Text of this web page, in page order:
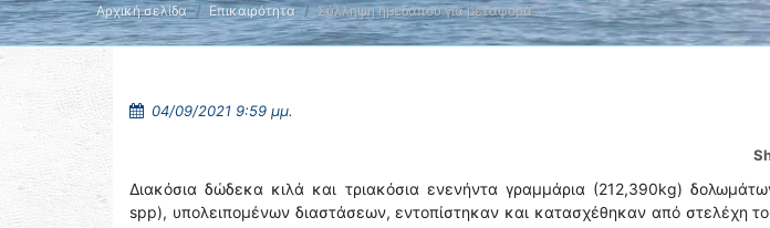
Αρχική σελίδα Επικαιρότητα Σύλληψη ημεδαπού για μεταφορά …
04/09/2021 9:59 μμ.
Διακόσια δώδεκα κιλά και τριακόσια ενενήντα γραμμάρια (212,390kg)
spp), υπολειπομένων διαστάσεων, εντοπίστηκαν και κατασχέθηκαν από στελέχη